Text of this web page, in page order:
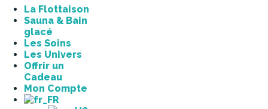
La Flottaison
Sauna & Bain
glacé
Les Soins
Les Univers
Offrir un
Cadeau
Mon Compte